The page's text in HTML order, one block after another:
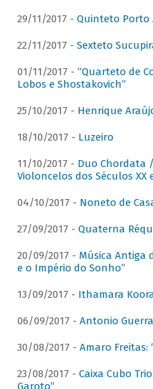
29/11/2017 - Quinteto Porto
22/11/2017 - Sexteto
01/11/2017 - “Quarteto de
Lobos e Shostakovich”
25/10/2017 - Henrique
18/10/2017 - Luzeiro
11/10/2017 - Duo Chordata
Violoncelos dos Séculos XX
04/10/2017 - Noneto de
27/09/2017 - Quaterna
20/09/2017 - Música Antiga
e o Império do Sonho”
13/09/2017 - Ithamara
06/09/2017 - Antonio
30/08/2017 - Amaro Freitas:
23/08/2017 - Caixa Cubo